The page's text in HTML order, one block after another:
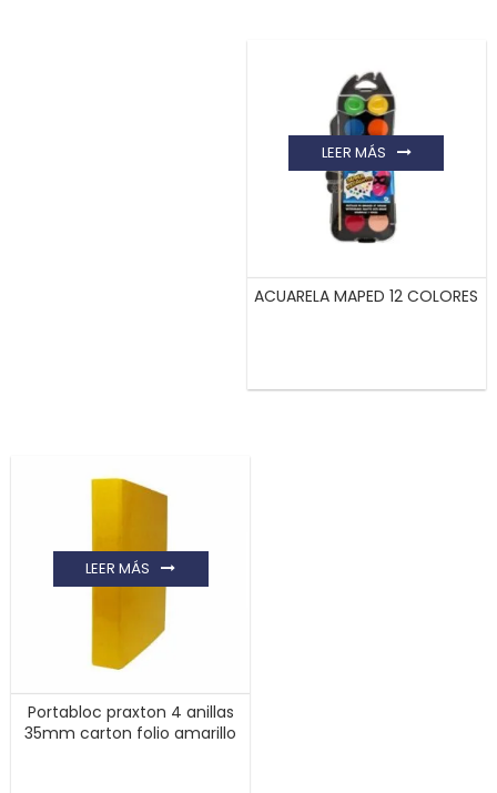
ACUARELA MAPED 12 COLORES
LEER MÁS
Portabloc praxton 4 anillas
35mm carton folio amarillo
LEER MÁS